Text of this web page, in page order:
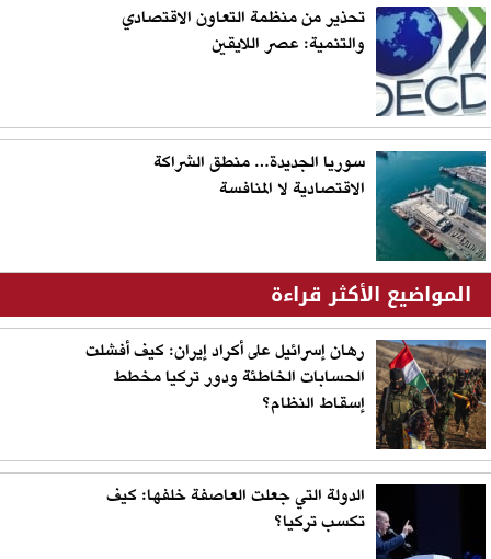
تحذير من منظمة التعاون الاقتصادي
والتنمية: عصر اللايقين
سوريا الجديدة… منطق الشراكة
الاقتصادية لا المنافسة
المواضيع الأكثر قراءة
رهان إسرائيل على أكراد إيران: كيف أفشلت
الحسابات الخاطئة ودور تركيا مخطط
إسقاط النظام؟
الدولة التي جعلت العاصفة خلفها: كيف
تكسب تركيا؟